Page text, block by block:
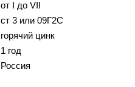
от I до VII
ст 3 или 09Г2С
горячий цинк
1 год
Россия